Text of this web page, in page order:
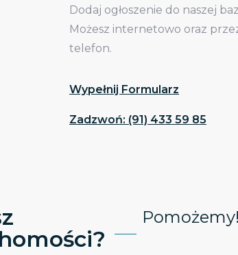
Dodaj ogłoszenie do naszej
Możesz internetowo oraz
telefon.
Wypełnij Formularz
Zadzwoń: (91) 433 59 85
Pomożemy!